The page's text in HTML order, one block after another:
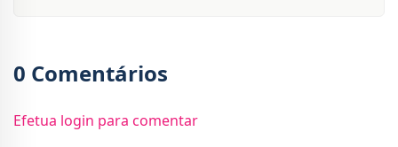
0 Comentários
Efetua login para comentar